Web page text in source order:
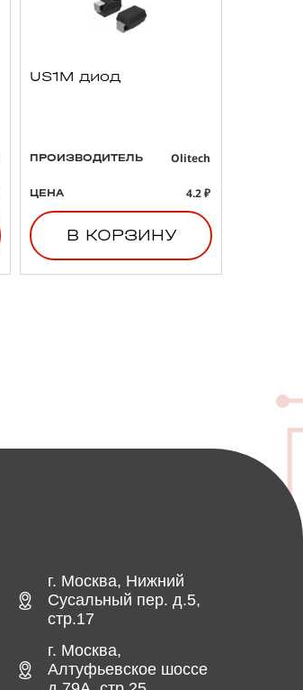
US1M диод
ПРОИЗВОДИТЕЛЬ Olitech
ЦЕНА 4.2 ₽
В КОРЗИНУ
г. Москва, Нижний
Сусальный пер. д.5,
стр.17
г. Москва,
Алтуфьевское шоссе